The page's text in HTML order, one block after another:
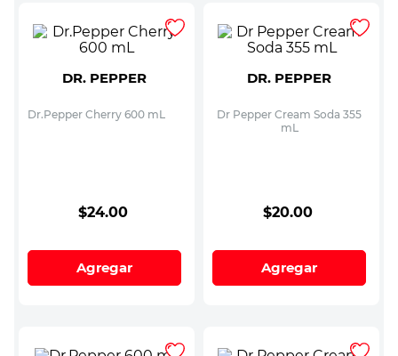
DR. PEPPER
Dr.Pepper Cherry 600 mL
$24.00
Agregar
DR. PEPPER
Dr Pepper Cream Soda 355
mL
$20.00
Agregar